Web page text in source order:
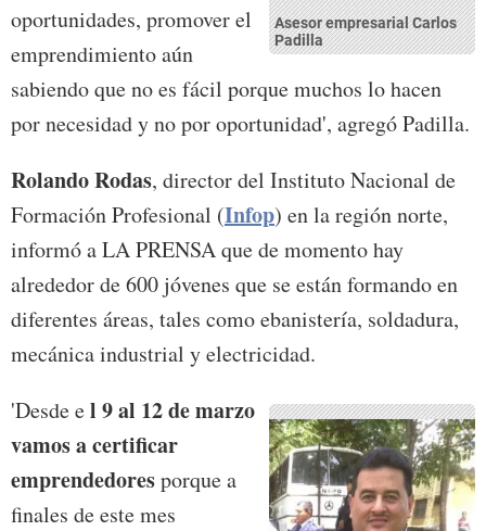
Asesor empresarial Carlos
Padilla
oportunidades, promover el
emprendimiento aún
sabiendo que no es fácil porque muchos lo hacen
por necesidad y no por oportunidad', agregó Padilla.
Rolando Rodas, director del Instituto Nacional de
Formación Profesional (Infop) en la región norte,
informó a LA PRENSA que de momento hay
alrededor de 600 jóvenes que se están formando en
diferentes áreas, tales como ebanistería, soldadura,
mecánica industrial y electricidad.
'Desde el 9 al 12 de marzo
vamos a certificar
emprendedoresporque a
finales de este mes